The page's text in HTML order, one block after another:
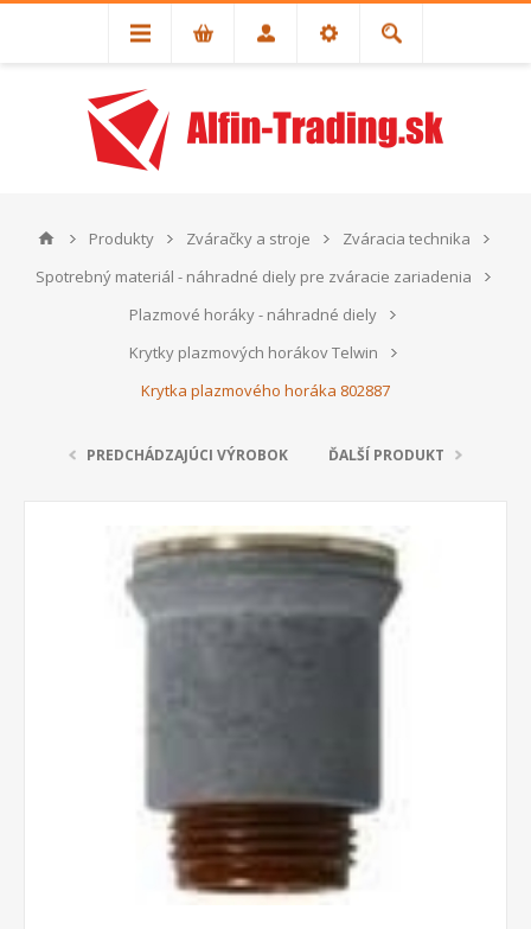
Produkty Zváračky a stroje
Zváracia technika
Spotrebný materiál - náhradné diely pre zváracie zariadenia
Plazmové horáky - náhradné diely
Krytky plazmových horákov Telwin
Krytka plazmového horáka 802887
PREDCHÁDZAJÚCI VÝROBOK ĎALŠÍ PRODUKT